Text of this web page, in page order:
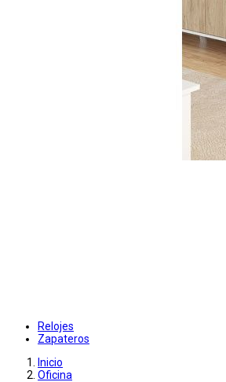
Relojes
Zapateros
Inicio
Oficina